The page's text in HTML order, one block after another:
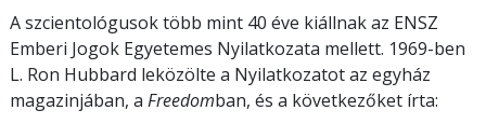
A szcientológusok több mint 40 éve kiállnak az ENSZ
Emberi Jogok Egyetemes Nyilatkozata mellett. 1969-ben
L. Ron Hubbard leközölte a Nyilatkozatot az egyház
magazinjában, a Freedomban, és a következőket írta: